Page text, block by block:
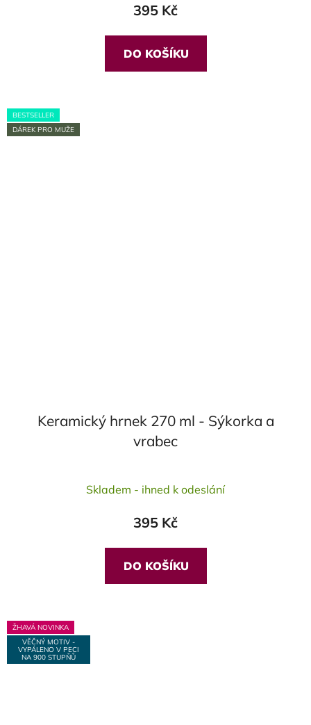
je
5,0
z
5
395 Kč
DO KOŠÍKU
BESTSELLER
DÁREK PRO MUŽE
Keramický hrnek 270 ml - Sýkorka a
vrabec
hodnocení
je
5,0
z
5
Skladem - ihned k odeslání
395 Kč
DO KOŠÍKU
ŽHAVÁ NOVINKA
VĚČNÝ MOTIV -
VYPÁLENO V PECI
NA 900 STUPŇŮ